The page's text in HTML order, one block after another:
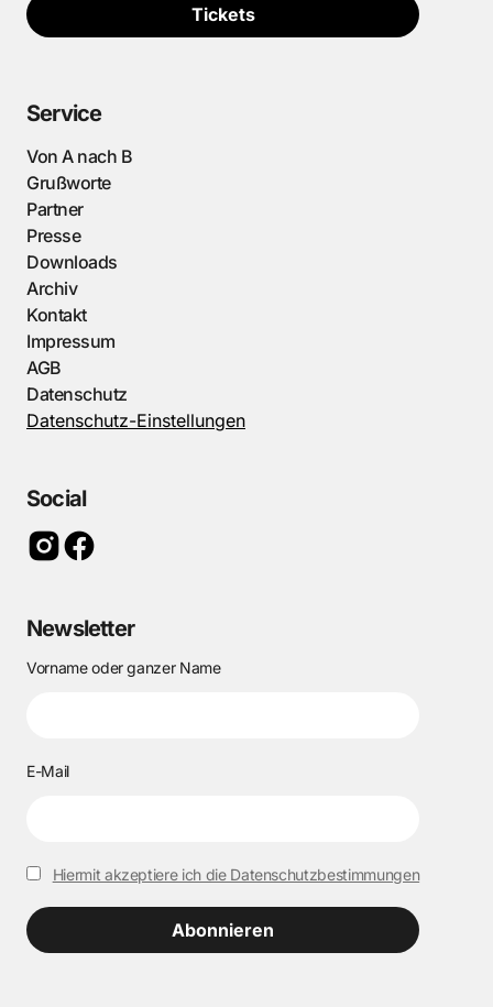
Tickets
Service
Von A nach B
Grußworte
Partner
Presse
Downloads
Archiv
Kontakt
Impressum
AGB
Datenschutz
Datenschutz-Einstellungen
Social
Newsletter
Vorname oder ganzer Name
E-Mail
Hiermit akzeptiere ich die Datenschutzbestimmungen